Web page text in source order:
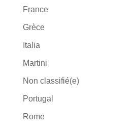
France
Grèce
Italia
Martini
Non classifié(e)
Portugal
Rome